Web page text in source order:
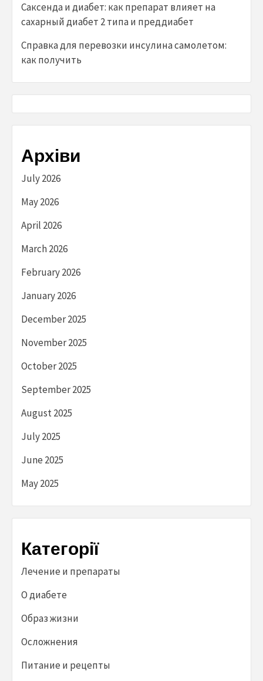
Саксенда и диабет: как препарат влияет на
сахарный диабет 2 типа и преддиабет
Справка для перевозки инсулина самолетом:
как получить
Архіви
July 2026
May 2026
April 2026
March 2026
February 2026
January 2026
December 2025
November 2025
October 2025
September 2025
August 2025
July 2025
June 2025
May 2025
Категорії
Лечение и препараты
О диабете
Образ жизни
Осложнения
Питание и рецепты